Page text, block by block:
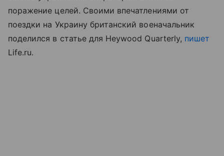
поражение целей. Своими впечатлениями от
поездки на Украину британский военачальник
поделился в статье для Heywood Quarterly, пишет
Life.ru.